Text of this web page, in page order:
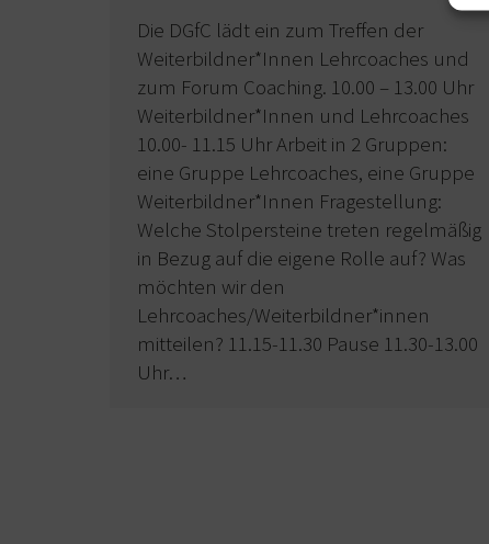
Die DGfC lädt ein zum Treffen der
Weiterbildner*Innen Lehrcoaches und
zum Forum Coaching. 10.00 – 13.00 Uhr
Weiterbildner*Innen und Lehrcoaches
10.00- 11.15 Uhr Arbeit in 2 Gruppen:
eine Gruppe Lehrcoaches, eine Gruppe
Weiterbildner*Innen Fragestellung:
Welche Stolpersteine treten regelmäßig
in Bezug auf die eigene Rolle auf? Was
möchten wir den
Lehrcoaches/Weiterbildner*innen
mitteilen? 11.15-11.30 Pause 11.30-13.00
Uhr…